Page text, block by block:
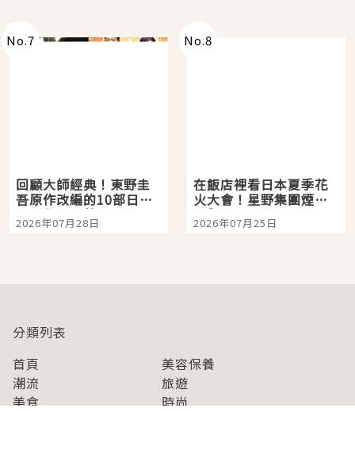
No.7
回顧大師經典！東野圭
吾原作改編的10部日本
影視作品推薦
2026年07月28日
No.8
在飯店裡看日本夏季花
火大會！星野集團煙火
景觀飯店6選，讓你不用
人擠人悠閒欣賞
2026年07月25日
分類列表
首頁
美容保養
潮流
旅遊
美食
時尚